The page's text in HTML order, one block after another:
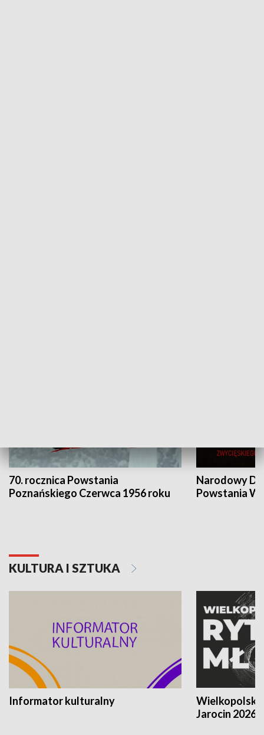
70. rocznica Powstania
Poznańskiego Czerwca 1956 roku
Narodowy
Powstania
KULTURA I SZTUKA
Informator kulturalny
Jarocin 2026